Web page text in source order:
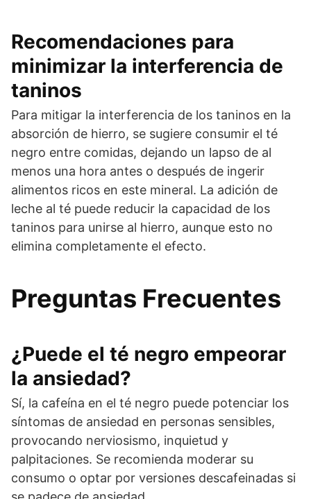
Recomendaciones para
minimizar la interferencia de
taninos
Para mitigar la interferencia de los taninos en la
absorción de hierro, se sugiere consumir el té
negro entre comidas, dejando un lapso de al
menos una hora antes o después de ingerir
alimentos ricos en este mineral. La adición de
leche al té puede reducir la capacidad de los
taninos para unirse al hierro, aunque esto no
elimina completamente el efecto.
Preguntas Frecuentes
¿Puede el té negro empeorar
la ansiedad?
Sí, la cafeína en el té negro puede potenciar los
síntomas de ansiedad en personas sensibles,
provocando nerviosismo, inquietud y
palpitaciones. Se recomienda moderar su
consumo o optar por versiones descafeinadas si